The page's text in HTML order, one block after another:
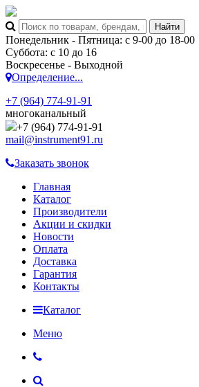
Понедельник - Пятница: с 9-00 до 18-00
Суббота: с 10 до 16
Воскресенье - Выходной
Определение...
+7 (964) 774-91-91
многоканальный
+7 (964) 774-91-91
mail@instrument91.ru
Заказать звонок
Главная
Каталог
Производители
Акции и скидки
Новости
Оплата
Доставка
Гарантия
Контакты
Каталог
Меню